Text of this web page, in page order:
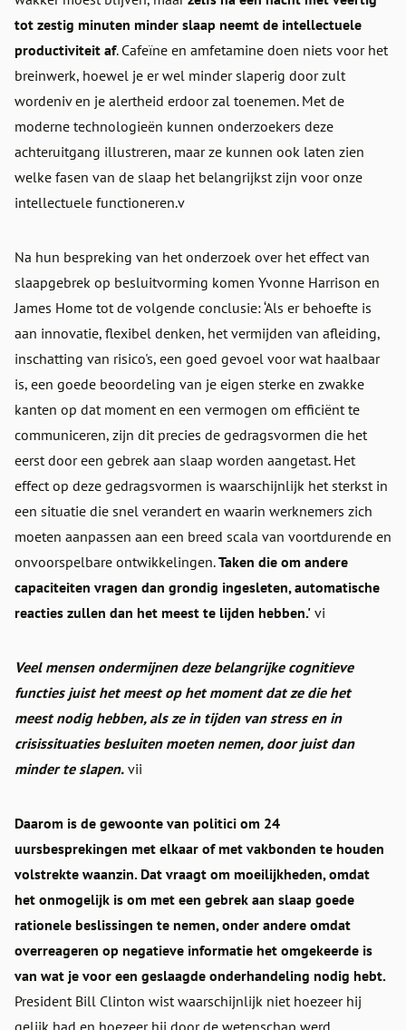
tot zestig minuten minder slaap neemt de intellectuele
productiviteit af. Cafeïne en amfetamine doen niets voor het
breinwerk, hoewel je er wel minder slaperig door zult
wordeniv en je alertheid erdoor zal toenemen. Met de
moderne technologieën kunnen onderzoekers deze
achteruitgang illustreren, maar ze kunnen ook laten zien
welke fasen van de slaap het belangrijkst zijn voor onze
intellectuele functioneren.v
Na hun bespreking van het onderzoek over het effect van
slaapgebrek op besluitvorming komen Yvonne Harrison en
James Home tot de volgende conclusie: ‘Als er behoefte is
aan innovatie, flexibel denken, het vermijden van afleiding,
inschatting van risico's, een goed gevoel voor wat haalbaar
is, een goede beoordeling van je eigen sterke en zwakke
kanten op dat moment en een vermogen om efficiënt te
communiceren, zijn dit precies de gedragsvormen die het
eerst door een gebrek aan slaap worden aangetast. Het
effect op deze gedragsvormen is waarschijnlijk het sterkst in
een situatie die snel verandert en waarin werknemers zich
moeten aanpassen aan een breed scala van voortdurende en
onvoorspelbare ontwikkelingen.Taken die om andere
capaciteiten vragen dan grondig ingesleten, automatische
reacties zullen dan het meest te lijden hebben.' vi
Veel mensen ondermijnen deze belangrijke cognitieve
functies juist het meest op het moment dat ze die het
meest nodig hebben, als ze in tijden van stress en in
crisissituaties besluiten moeten nemen, door juist dan
minder te slapen. vii
Daarom is de gewoonte van politici om 24
uursbesprekingen met elkaar of met vakbonden te houden
volstrekte waanzin. Dat vraagt om moeilijkheden, omdat
het onmogelijk is om met een gebrek aan slaap goede
rationele beslissingen te nemen, onder andere omdat
overreageren op negatieve informatie het omgekeerde is
van wat je voor een geslaagde onderhandeling nodig hebt.
President Bill Clinton wist waarschijnlijk niet hoezeer hij